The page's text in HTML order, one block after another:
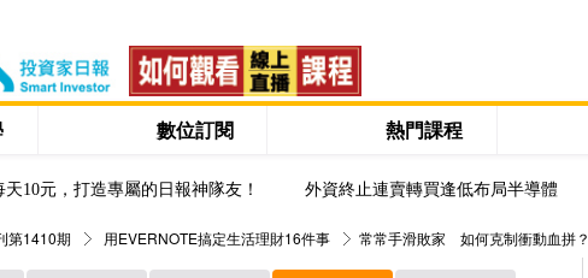
數位訂閱 熱門課程
天10元，打造專屬的日報神隊友！ 外資終止連賣轉買逢低布局半導體
第1410期 用EVERNOTE搞定生活理財16件事 常常手滑敗家 如何克制衝動血拼？